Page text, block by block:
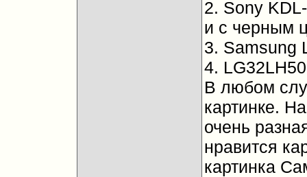
2. Sony
и с черным
3. Samsung
4.
В любом
картинке.
очень
нравится
картинка